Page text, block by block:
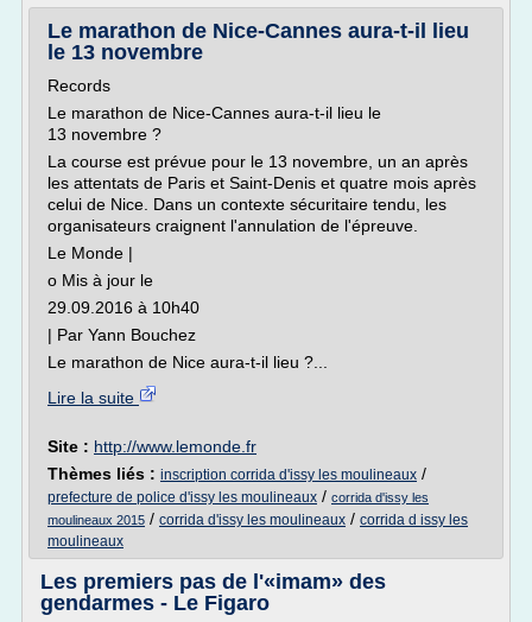
Le marathon de Nice-Cannes aura-t-il lieu
le 13 novembre
Records
Le marathon de Nice-Cannes aura-t-il lieu le
13 novembre ?
La course est prévue pour le 13 novembre, un an après
les attentats de Paris et Saint-Denis et quatre mois après
celui de Nice. Dans un contexte sécuritaire tendu, les
organisateurs craignent l'annulation de l'épreuve.
Le Monde |
o Mis à jour le
29.09.2016 à 10h40
| Par Yann Bouchez
Le marathon de Nice aura-t-il lieu ?...
Lire la suite
Site : http://www.lemonde.fr
Thèmes liés : inscription corrida d'issy les moulineaux /
prefecture de police d'issy les moulineaux / corrida d'issy les
moulineaux 2015 / corrida d'issy les moulineaux / corrida d issy les
moulineaux
Les premiers pas de l'«imam» des
gendarmes - Le Figaro